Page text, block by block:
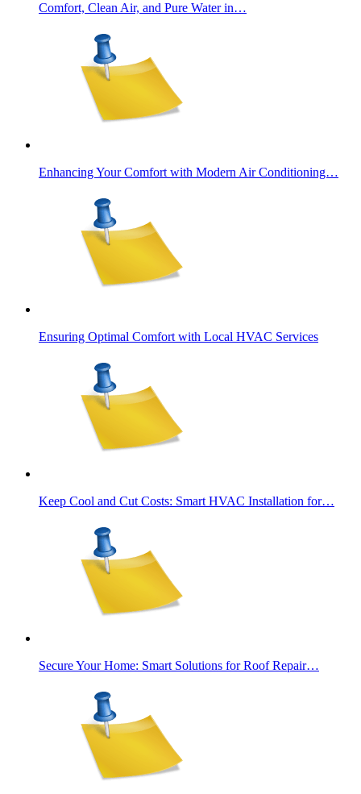
Comfort, Clean Air, and Pure Water in…
Enhancing Your Comfort with Modern Air Conditioning…
Ensuring Optimal Comfort with Local HVAC Services
Keep Cool and Cut Costs: Smart HVAC Installation for…
Secure Your Home: Smart Solutions for Roof Repair…